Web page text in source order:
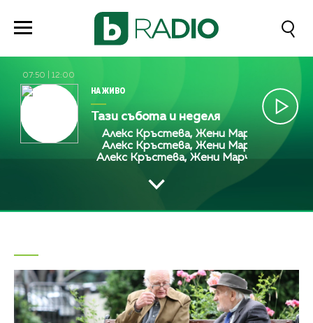
07:50 12:00
НА ЖИВО
Тази събота и неделя
Алекс Кръстева, Жени Марчева и Диана
Алекс Кръстева, Жени Марчева и Диана
Алекс Кръстева, Жени Марчева и Диана